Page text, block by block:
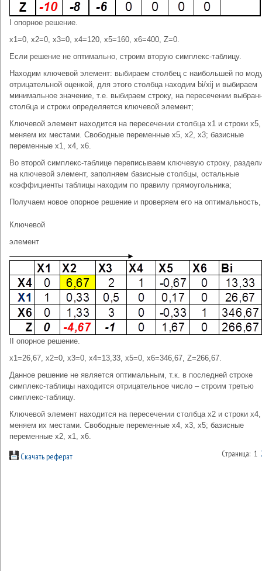
I опорное решение.
x1=0, x2=0, x3=0, x4=120, x5=160, x6=400, Z=0.
Если решение не оптимально, строим вторую симплекс-таблицу.
Находим ключевой элемент: выбираем столбец с наибольшей по
отрицательной оценкой, для этого столбца находим bi/xij и выбираем
минимальное значение, т.е. выбираем строку, на пересечении
столбца и строки определяется ключевой элемент;
Ключевой элемент находится на пересечении столбца х1 и строки х5,
меняем их местами. Свободные переменные x5, x2, x3; базисные
переменные x1, x4, x6.
Во второй симплекс-таблице переписываем ключевую строку,
на ключевой элемент, заполняем базисные столбцы, остальные
коэффициенты таблицы находим по правилу прямоугольника;
Получаем новое опорное решение и проверяем его на оптимальность,
Ключевой
элемент
II опорное решение.
x1=26,67, x2=0, x3=0, x4=13,33, x5=0, x6=346,67, Z=266,67.
Данное решение не является оптимальным, т.к. в последней строке
симплекс-таблицы находится отрицательное число – строим третью
симплекс-таблицу.
Ключевой элемент находится на пересечении столбца х2 и строки х4,
меняем их местами. Свободные переменные x4, x3, x5; базисные
переменные x2, x1, x6.
Скачать реферат Страница: 1